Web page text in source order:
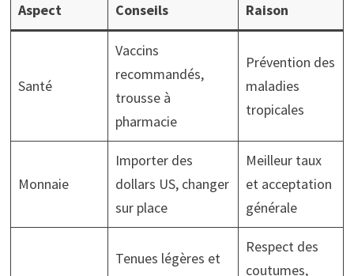
Aspect Conseils Raison
Santé
Vaccins
recommandés,
trousse à
pharmacie
Prévention des
maladies
tropicales
Monnaie
Importer des
dollars US, changer
sur place
Meilleur taux
et acceptation
générale
Tenues légères et
Respect des
coutumes,